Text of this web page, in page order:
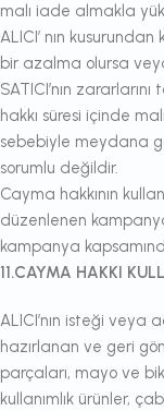
malı iade almakla
ALICI’ nın
bir azalma olursa
SATICI’nın
hakkı süresi içinde
sebebiyle meydana
sorumlu değildir.
Cayma hakkının
düzenlenen
kampanya
11.CAYMA HAKKI
ALICI’nın isteği veya
hazırlanan ve geri
parçaları, mayo ve
kullanımlık ürünler,